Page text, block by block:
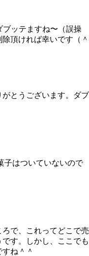
ッテますね〜（誤操
頂ければ幸いです（＾
とうございます。ダブ
子はついていないので
で、これってどこで売
す。しかし、ここでも
ね＾＾